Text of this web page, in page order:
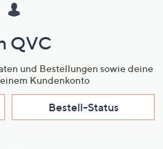
QVC
und Bestellungen sowie deine
Kundenkonto
Bestell-Status